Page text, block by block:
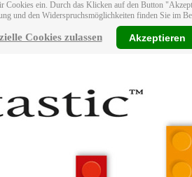
Cookies ein. Durch das Klicken auf den Button
und den Widerspruchsmöglichkeiten finden Sie im
Cookies zulassen Akzeptieren